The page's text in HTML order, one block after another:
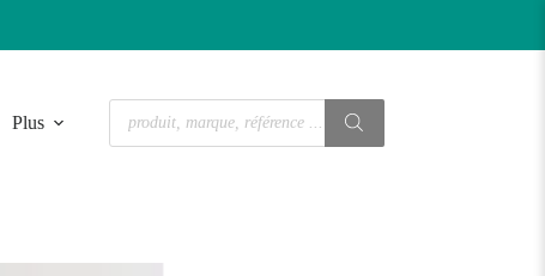
Plus
Recherche
produits